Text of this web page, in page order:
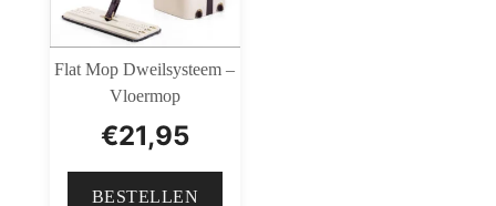
Flat Mop Dweilsysteem –
Vloermop
€21,95
BESTELLEN